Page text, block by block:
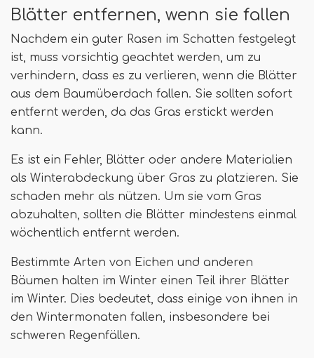
Blätter entfernen, wenn sie fallen
Nachdem ein guter Rasen im Schatten festgelegt
ist, muss vorsichtig geachtet werden, um zu
verhindern, dass es zu verlieren, wenn die Blätter
aus dem Baumüberdach fallen. Sie sollten sofort
entfernt werden, da das Gras erstickt werden
kann.
Es ist ein Fehler, Blätter oder andere Materialien
als Winterabdeckung über Gras zu platzieren. Sie
schaden mehr als nützen. Um sie vom Gras
abzuhalten, sollten die Blätter mindestens einmal
wöchentlich entfernt werden.
Bestimmte Arten von Eichen und anderen
Bäumen halten im Winter einen Teil ihrer Blätter
im Winter. Dies bedeutet, dass einige von ihnen in
den Wintermonaten fallen, insbesondere bei
schweren Regenfällen.